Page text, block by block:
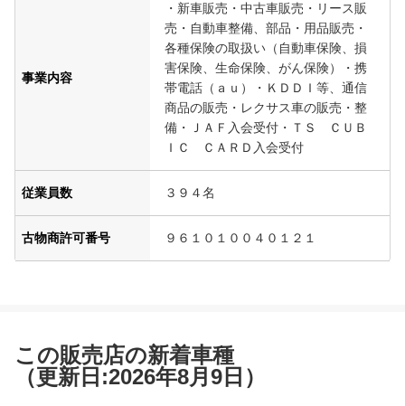
事業内容
・新車販売・中古車販売・リース販
売・自動車整備、部品・用品販売・
各種保険の取扱い（自動車保険、損
害保険、生命保険、がん保険）・携
帯電話（ａｕ）・ＫＤＤＩ等、通信
商品の販売・レクサス車の販売・整
備・ＪＡＦ入会受付・ＴＳ ＣＵＢ
ＩＣ ＣＡＲＤ入会受付
従業員数 ３９４名
古物商許可番号 ９６１０１００４０１２１
この販売店の新着車種
（更新日:2026年8月9日）